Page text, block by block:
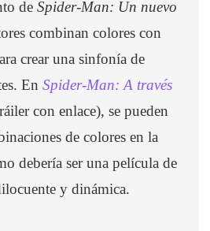
deSpider-Man: Un nuevo
combinan colores con
crear una sinfonía de
EnSpider-Man: A través
con enlace), se pueden
de colores en la
debería ser una película de
y dinámica.